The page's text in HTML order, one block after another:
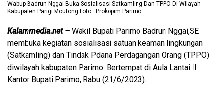
Wabup Badrun Nggai Buka Sosialisasi Satkamling Dan TPPO Di Wilayah
Kabupaten Parigi Moutong Foto : Prokopim Parimo
Kalammedia.net – Wakil Bupati Parimo Badrun Nggai,SE
membuka kegiatan sosialisasi satuan keaman lingkungan
(Satkamling) dan Tindak Pdana Perdagangan Orang (TPPO)
diwilayah kabupaten Parimo. Bertempat di Aula Lantai II
Kantor Bupati Parimo, Rabu (21/6/2023).